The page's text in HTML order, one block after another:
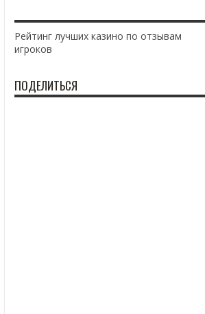
Рейтинг лучших казино по отзывам
игроков
ПОДЕЛИТЬСЯ